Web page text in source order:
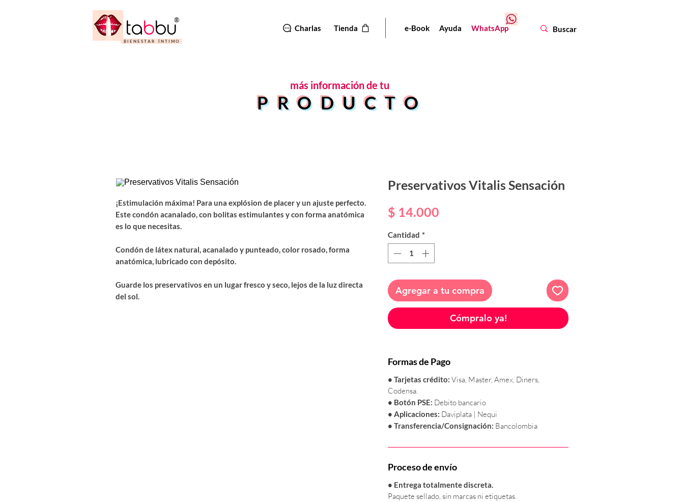
Tienda
menú
Charlas
WhatsApp
Ayuda
Tienda
Charlas e-Book
®
B I E N E S T A R Í N T I M O
tabbu
¡Estimulación máxima! Para una explósion de placer y un ajuste perfecto.
Este condón acanalado, con bolitas estimulantes y con forma anatómica
es lo que necesitas.
Condón de látex natural, acanalado y punteado, color rosado, forma
anatómica, lubricado con depósito.
Guarde los preservativos en un lugar fresco y seco, lejos de la luz directa
del sol.
Preservativos Vitalis Sensación
$ 14.000
Cantidad *
Agregar a tu compra
Cómpralo ya!
Formas de Pago
• Tarjetas crédito: Visa, Master, Amex, Diners,
Codensa.
• Botón PSE: Debito bancario
• Aplicaciones: Daviplata | Nequi
• Transferencia/Consignación: Bancolombia
Proceso de envío
• Entrega totalmente discreta.
Paquete sellado, sin marcas ni etiquetas.
más información de tu
PRODUCTO